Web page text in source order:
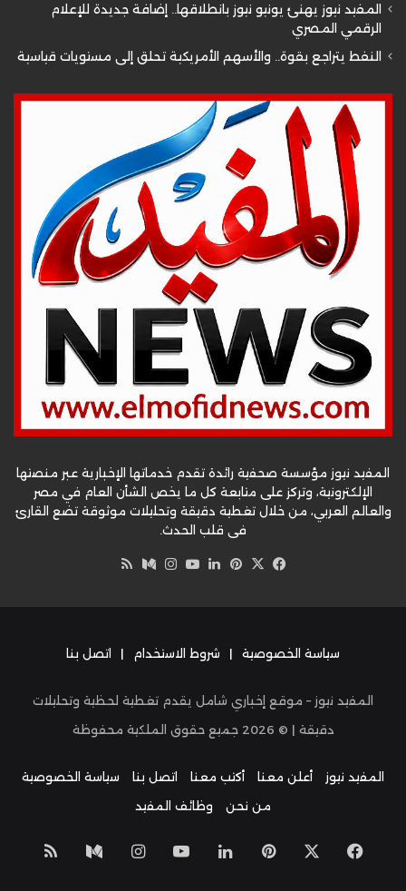
المفيد نيوز يهنئ يونيو نيوز بانطلاقها.. إضافة جديدة للإعلام
الرقمي المصري
النفط يتراجع بقوة.. والأسهم الأمريكية تحلق إلى مستويات قياسية
المفيد نيوز مؤسسة صحفية رائدة تقدم خدماتها الإخبارية عبر منصتها
الإلكترونية، وتركز على متابعة كل ما يخص الشأن العام في مصر
والعالم العربي، من خلال تغطية دقيقة وتحليلات موثوقة تضع القارئ
في قلب الحدث.
فيسبوك
‫X بينتيريست
لينكدإن‫YouTube
انستقرام
وسط
سياسة الخصوصية | شروط الاستخدام | اتصل بنا
المفيد نيوز – موقع إخباري شامل يقدم تغطية لحظية وتحليلات
دقيقة | © 2026 جميع حقوق الملكية محفوظة
المفيد نيوز أعلن معنا أكتب معنا اتصل بنا
سياسة الخصوصية
من نحن
وظائف المفيد
فيسبوك بينتيريست
لينكدإن‫YouTube
انستقراموسط